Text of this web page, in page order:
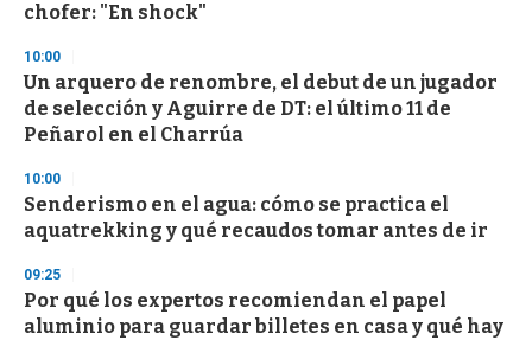
chofer: "En shock"
10:00
Un arquero de renombre, el debut de un jugador
de selección y Aguirre de DT: el último 11 de
Peñarol en el Charrúa
10:00
Senderismo en el agua: cómo se practica el
aquatrekking y qué recaudos tomar antes de ir
09:25
Por qué los expertos recomiendan el papel
aluminio para guardar billetes en casa y qué hay